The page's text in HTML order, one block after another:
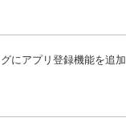
にアプリ登録機能を追加